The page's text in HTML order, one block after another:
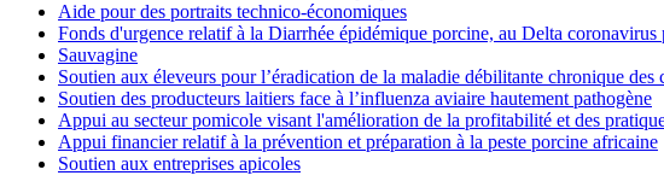
Aide pour des portraits technico-économiques
Fonds d'urgence relatif à la Diarrhée épidémique porcine, au Delta
Sauvagine
Soutien aux éleveurs pour l’éradication de la maladie débilitante chronique des
Soutien des producteurs laitiers face à l’influenza aviaire hautement pathogène
Appui au secteur pomicole visant l'amélioration de la profitabilité et des
Appui financier relatif à la prévention et préparation à la peste porcine africaine
Soutien aux entreprises apicoles